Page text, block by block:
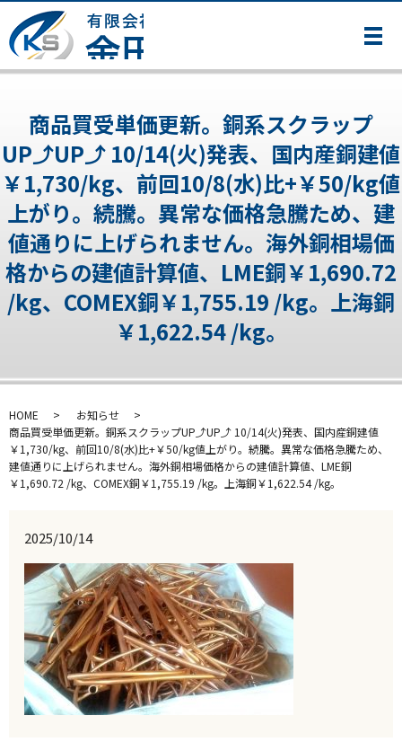
メ
商品買受単価更新。銅系スクラップ
UP⤴UP⤴ 10/14(火)発表、国内産銅建値
￥1,730/kg、前回10/8(水)比+￥50/kg値
上がり。続騰。異常な価格急騰ため、建
値通りに上げられません。海外銅相場価
格からの建値計算値、LME銅￥1,690.72
/kg、COMEX銅￥1,755.19 /kg。上海銅
￥1,622.54 /kg。
HOME
お知らせ
商品買受単価更新。銅系スクラップUP⤴UP⤴ 10/14(火)発表、国内産銅建値
￥1,730/kg、前回10/8(水)比+￥50/kg値上がり。続騰。異常な価格急騰ため、
建値通りに上げられません。海外銅相場価格からの建値計算値、LME銅
￥1,690.72 /kg、COMEX銅￥1,755.19 /kg。上海銅￥1,622.54 /kg。
2025/10/14